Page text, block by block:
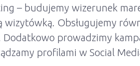
– budujemy wizerunek
wizytówką. Obsługujemy
prowadzimy
profilami w Social